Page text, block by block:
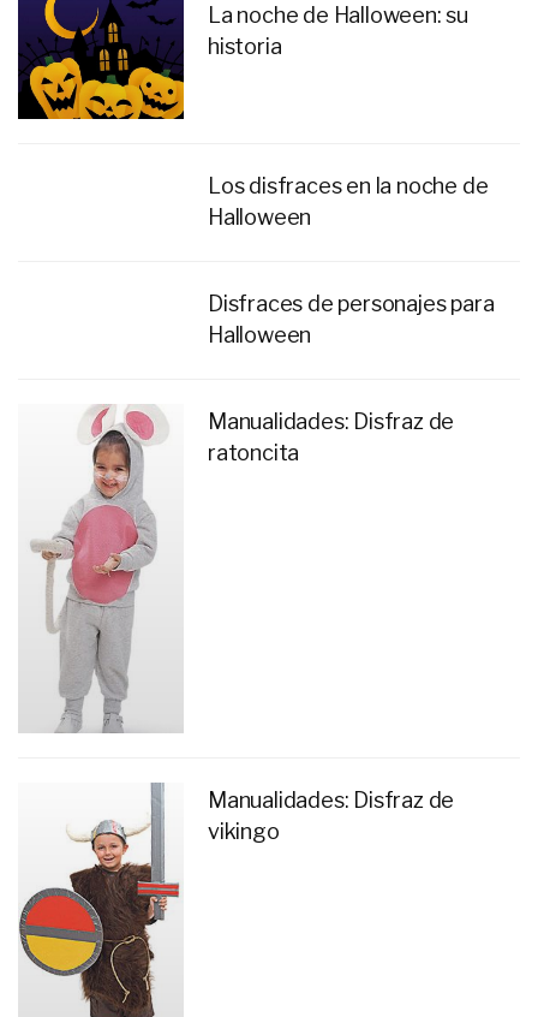
La noche de Halloween: su
historia
Los disfraces en la noche de
Halloween
Disfraces de personajes para
Halloween
Manualidades: Disfraz de
ratoncita
Manualidades: Disfraz de
vikingo